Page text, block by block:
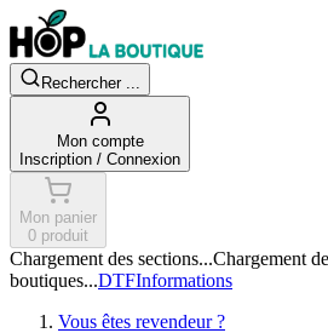
Rechercher ...
Mon compte
Inscription / Connexion
Mon panier
0 produit
Chargement des sections...Chargement
boutiques...DTFInformations
Vous êtes revendeur ?